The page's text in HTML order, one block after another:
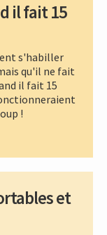
il fait 15
s'habiller
qu'il ne fait
il fait 15
!
et